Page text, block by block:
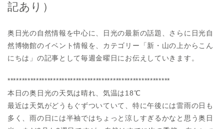
記あり）
奥日光の自然情報を中心に、日光の最新の話題、さらに日光自
然博物館のイベント情報を、カテゴリー「新・山の上からこん
にちは」の記事として毎週金曜日にお伝えしていきます。
*********************************************************
本日の奥日光の天気は晴れ、気温は18℃
最近は天気がどうもぐずついていて、特に午後には雷雨の日も
多く、雨の日には半袖ではちょっと涼しすぎるかなと思う奥日